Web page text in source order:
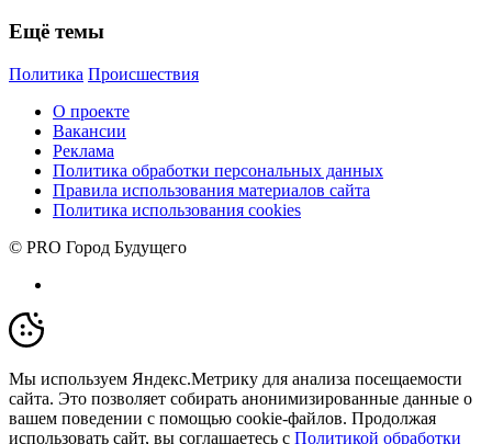
Ещё темы
Политика Происшествия
О проекте
Вакансии
Реклама
Политика обработки персональных данных
Правила использования материалов сайта
Политика использования cookies
© PRO Город Будущего
Мы используем Яндекс.Метрику для анализа посещаемости
сайта. Это позволяет собирать анонимизированные данные о
вашем поведении с помощью cookie-файлов. Продолжая
использовать сайт, вы соглашаетесь с Политикой обработки